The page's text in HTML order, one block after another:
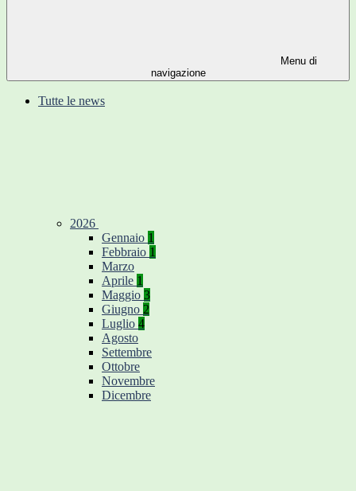
Menu di
navigazione
Tutte le news
2026
Gennaio 1
Febbraio 1
Marzo
Aprile 1
Maggio 3
Giugno 2
Luglio 4
Agosto
Settembre
Ottobre
Novembre
Dicembre